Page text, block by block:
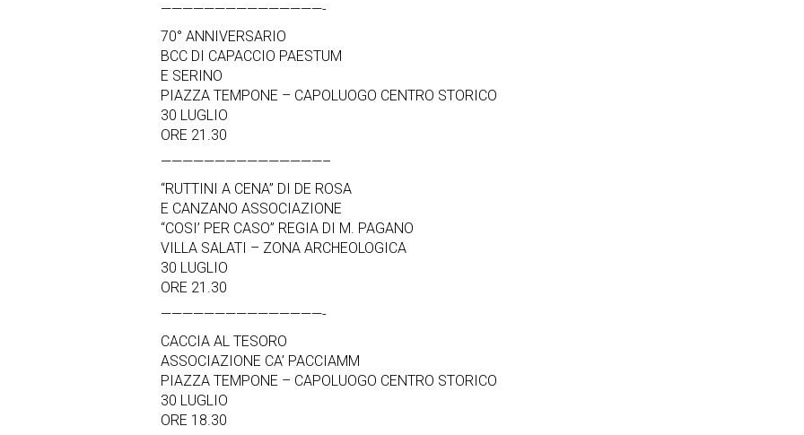
———————————————-
70° ANNIVERSARIO
BCC DI CAPACCIO PAESTUM
E SERINO
PIAZZA TEMPONE – CAPOLUOGO CENTRO STORICO
30 LUGLIO
ORE 21.30
———————————————–
“RUTTINI A CENA” DI DE ROSA
E CANZANO ASSOCIAZIONE
“COSI’ PER CASO” REGIA DI M. PAGANO
VILLA SALATI – ZONA ARCHEOLOGICA
30 LUGLIO
ORE 21.30
———————————————-
CACCIA AL TESORO
ASSOCIAZIONE CA’ PACCIAMM
PIAZZA TEMPONE – CAPOLUOGO CENTRO STORICO
30 LUGLIO
ORE 18.30